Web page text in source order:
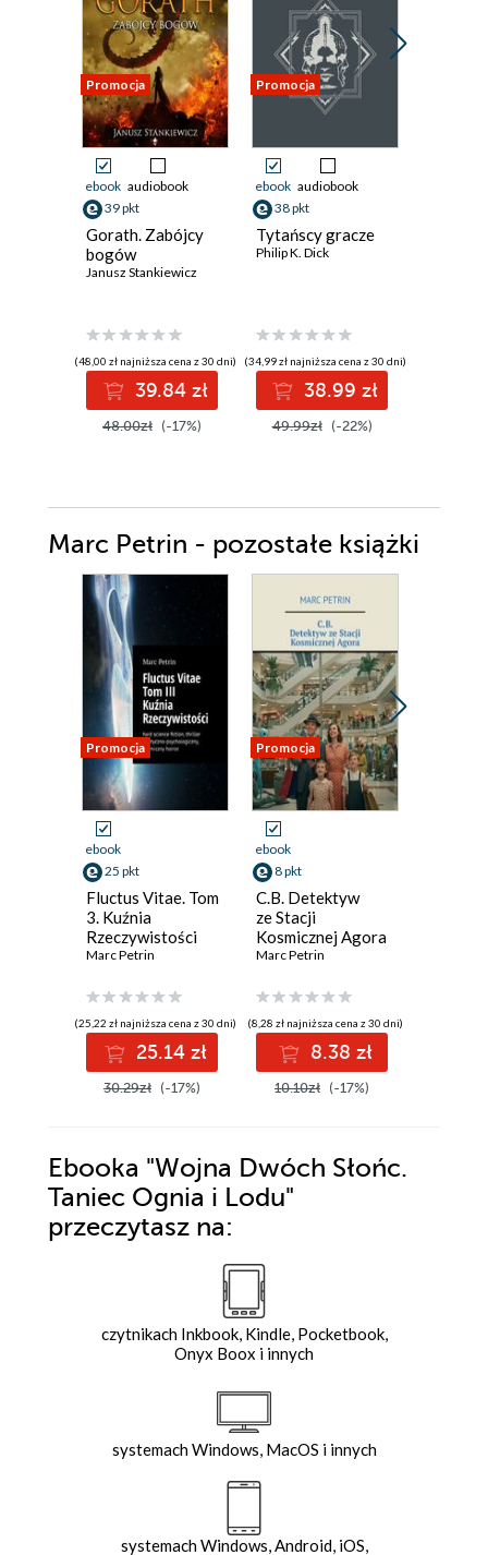
Promocja
ebook audiobook
39 pkt
Gorath. Zabójcy
bogów
Janusz Stankiewicz
(48,00 zł najniższa cena z 30 dni)
39.84 zł
48.00zł (-17%)
Promocja
ebook audiobook
38 pkt
Tytańscy gracze
Philip K. Dick
(34,99 zł najniższa cena z 30 dni)
38.99 zł
49.99zł (-22%)
Marc Petrin - pozostałe książki
Promocja
ebook
25 pkt
Fluctus Vitae. Tom
3. Kuźnia
Rzeczywistości
Marc Petrin
(25,22 zł najniższa cena z 30 dni)
25.14 zł
30.29zł (-17%)
Promocja
ebook
8 pkt
C.B. Detektyw
ze Stacji
Kosmicznej Agora
Marc Petrin
(8,28 zł najniższa cena z 30 dni)
8.38 zł
10.10zł (-17%)
Ebooka "Wojna Dwóch Słońc.
Taniec Ognia i Lodu"
przeczytasz na:
czytnikach Inkbook, Kindle, Pocketbook,
Onyx Boox i innych
systemach Windows, MacOS i innych
systemach Windows, Android, iOS,